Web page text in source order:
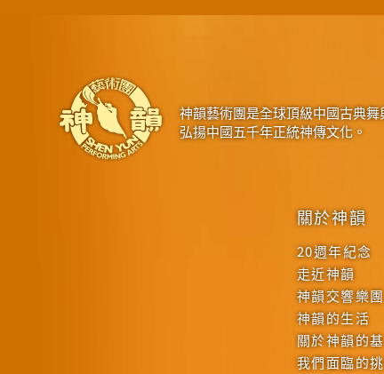
神韻藝術團是全球頂級中國古典
弘揚中國五千年正統神傳文化。
關於神韻
20週年紀念
走近神韻
神韻交響樂團
神韻的生活
關於神韻的
我們面臨的